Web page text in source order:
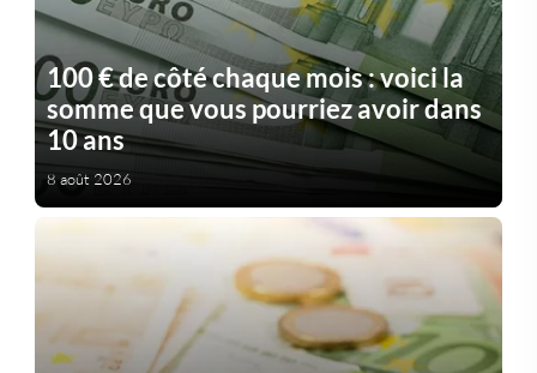
100 € de côté chaque mois : voici la
somme que vous pourriez avoir dans
10 ans
8 août 2026